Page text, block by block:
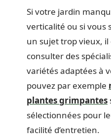
Si votre jardin
verticalité ou si vous
un sujet trop vieux,
consulter des
variétés adaptées à
pouvez par exemple
plantes grimpantes
sélectionnées pour
facilité d’entretien.